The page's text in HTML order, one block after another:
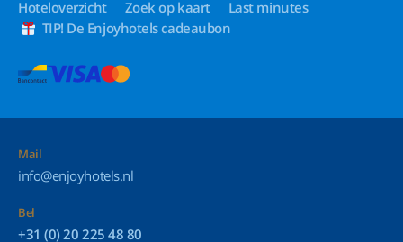
Hoteloverzicht Zoek op kaart
Last minutes
TIP! De Enjoyhotels cadeaubon
Mail
info@enjoyhotels.nl
Bel
+31 (0) 20 225 48 80